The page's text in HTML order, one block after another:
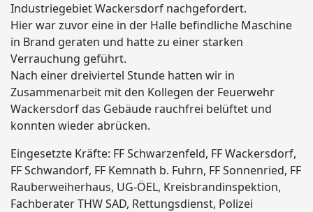
Industriegebiet Wackersdorf nachgefordert.
Hier war zuvor eine in der Halle befindliche Maschine
in Brand geraten und hatte zu einer starken
Verrauchung geführt.
Nach einer dreiviertel Stunde hatten wir in
Zusammenarbeit mit den Kollegen der Feuerwehr
Wackersdorf das Gebäude rauchfrei belüftet und
konnten wieder abrücken.
Eingesetzte Kräfte: FF Schwarzenfeld, FF Wackersdorf,
FF Schwandorf, FF Kemnath b. Fuhrn, FF Sonnenried, FF
Rauberweiherhaus, UG-ÖEL, Kreisbrandinspektion,
Fachberater THW SAD, Rettungsdienst, Polizei